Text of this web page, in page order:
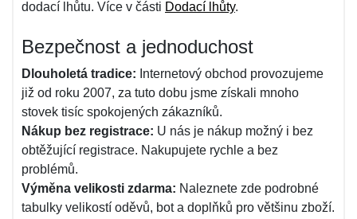
dodací lhůtu. Více v části Dodací lhůty.
Bezpečnost a jednoduchost
Dlouholetá tradice: Internetový obchod provozujeme
již od roku 2007, za tuto dobu jsme získali mnoho
stovek tisíc spokojených zákazníků.
Nákup bez registrace: U nás je nákup možný i bez
obtěžující registrace. Nakupujete rychle a bez
problémů.
Výměna velikosti zdarma: Naleznete zde podrobné
tabulky velikostí oděvů, bot a doplňků pro většinu zboží.